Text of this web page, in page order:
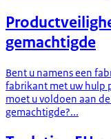
gemachtigde
Bent u namens een
fabrikant met uw hulp
moet u voldoen aan
gemachtigde?...